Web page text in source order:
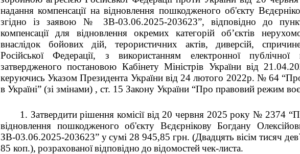
надання компенсації на відновлення пошкодженого об'єкту
згідно із заявою № ЗВ-03.06.2025-203623”, відповідно до
компенсації для відновлення окремих категорій об’єктів
внаслідок бойових дій, терористичних актів, диверсій,
Російської Федерації, з використанням електронної публічної
затвердженого постановою Кабінету Міністрів України від
керуючись Указом Президента України від 24 лютого 2022р. № 64
в Україні” (зі змінами) , ст. 15 Закону України “Про правовий режим
1. Затвердити рішення комісії від 20 червня 2025 року № 2374
відновлення пошкодженого об'єкту Вєдєрнікову Богдану
ЗВ-03.06.2025-203623” усумі 28 945,85 грн. (Двадцять вiсiм тисяч
85 коп.), розрахованоївідповідно до відомостейчек-листа.